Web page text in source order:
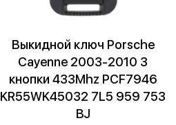
Выкидной ключ Porsche
Cayenne 2003-2010 3
кнопки 433Mhz PCF7946
KR55WK45032 7L5 959 753
BJ